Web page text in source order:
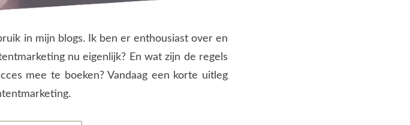
in mijn blogs. Ik ben er enthousiast over en
nu eigenlijk? En wat zijn de regels
mee te boeken? Vandaag een korte uitleg